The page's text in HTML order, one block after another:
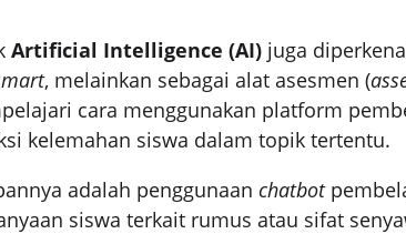
Artificial Intelligence (AI) juga
, melainkan sebagai alat asesmen (
cara menggunakan platform
kelemahan siswa dalam topik tertentu.
adalah penggunaan chatbot
siswa terkait rumus atau sifat